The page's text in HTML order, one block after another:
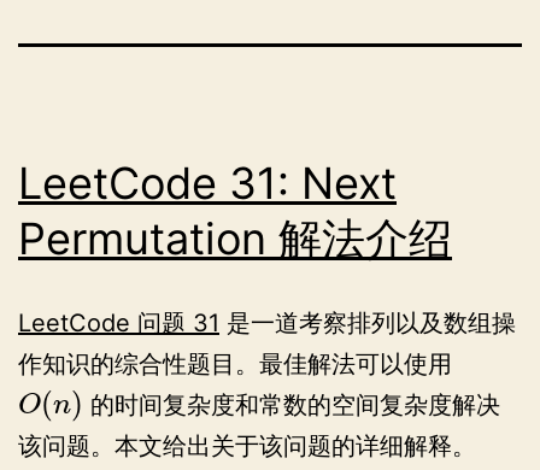
LeetCode 31: Next
Permutation 解法介绍
LeetCode 问题 31 是一道考察排列以及数组操
作知识的综合性题目。最佳解法可以使用
O(n) 的时间复杂度和常数的空间复杂度解决
该问题。本文给出关于该问题的详细解释。